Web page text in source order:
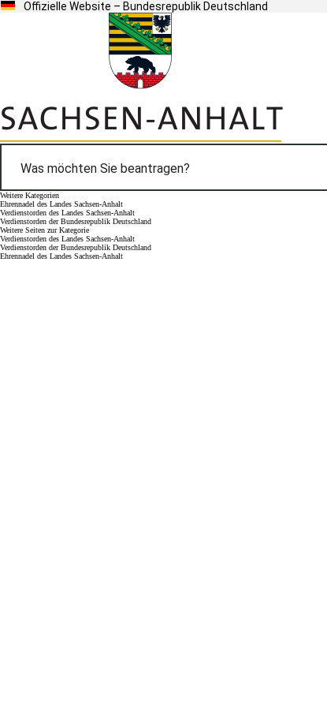
Offizielle Website – Bundesrepublik Deutschland
Weitere Kategorien
Ehrennadel des Landes Sachsen-Anhalt
Verdienstorden des Landes Sachsen-Anhalt
Verdienstorden der Bundesrepublik Deutschland
Weitere Seiten zur Kategorie
Verdienstorden des Landes Sachsen-Anhalt
Verdienstorden der Bundesrepublik Deutschland
Ehrennadel des Landes Sachsen-Anhalt